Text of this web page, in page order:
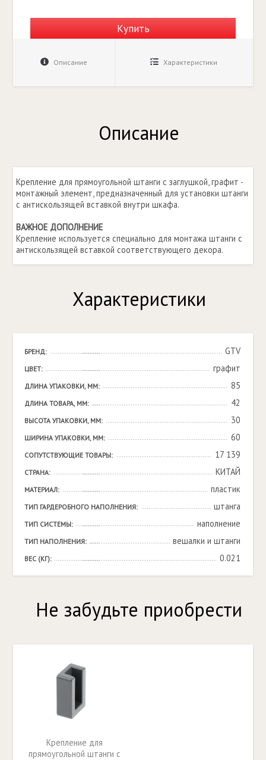
Купить
Описание Характеристики
Описание
Крепление для прямоугольной штанги с заглушкой, графит -
монтажный элемент, предназначенный для установки штанги
с антискользящей вставкой внутри шкафа.
ВАЖНОЕ ДОПОЛНЕНИЕ
Крепление используется специально для монтажа штанги с
антискользящей вставкой соответствующего декора.
Характеристики
БРЕНД: GTV
ЦВЕТ: графит
ДЛИНА УПАКОВКИ, ММ: 85
ДЛИНА ТОВАРА, ММ: 42
ВЫСОТА УПАКОВКИ, ММ: 30
ШИРИНА УПАКОВКИ, ММ: 60
СОПУТСТВУЮЩИЕ ТОВАРЫ: 17 139
СТРАНА: КИТАЙ
МАТЕРИАЛ: пластик
ТИП ГАРДЕРОБНОГО НАПОЛНЕНИЯ: штанга
ТИП СИСТЕМЫ: наполнение
ТИП НАПОЛНЕНИЯ: вешалки и штанги
ВЕС (КГ): 0.021
Не забудьте приобрести
Крепление для
прямоугольной штанги с